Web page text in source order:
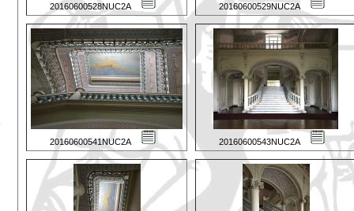
20160600528NUC2A 20160600529NUC2A
20160600541NUC2A 20160600543NUC2A